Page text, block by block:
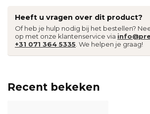
Heeft u vragen over dit product?
Of heb je hulp nodig bij het bestellen?
op met onze klantenservice via
+31 071 364 5335 . We helpen je graag!
Recent bekeken